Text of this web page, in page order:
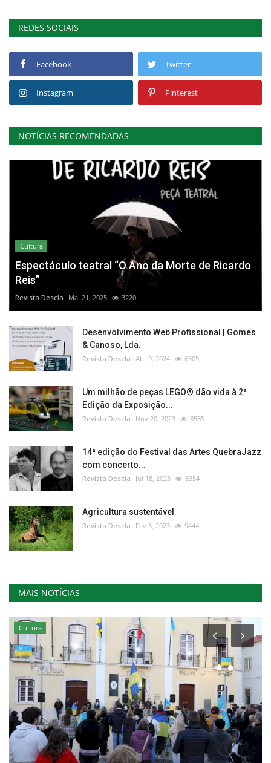
REDES SOCIAIS
Facebook Twitter
Instagram Pinterest
NOTÍCIAS RECOMENDADAS
Cultura
Espectáculo teatral “O Ano da Morte de Ricardo
Reis”
Revista Descla Mai 21, 2025 3220
Desenvolvimento Web Profissional | Gomes
& Canoso, Lda.
Revista Descla Abr 9, 2024 6305
Um milhão de peças LEGO® dão vida à 2ª
Edição da Exposição...
Revista Descla Nov 20, 2023 8585
14ª edição do Festival das Artes QuebraJazz
com concerto...
Revista Descla Jul 18, 2023 8354
Agricultura sustentável
Revista Descla Fev 3, 2023 9444
MAIS NOTÍCIAS
Cultura